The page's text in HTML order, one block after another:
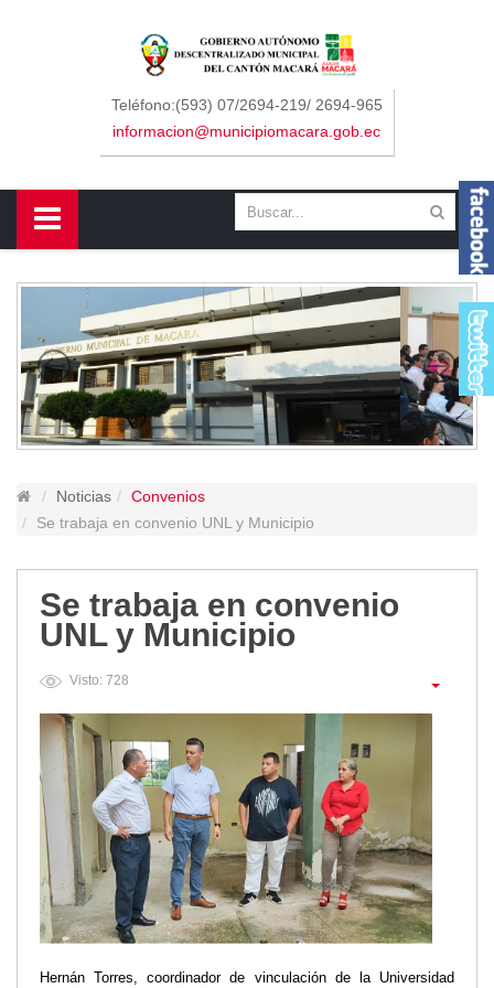
Teléfono:(593) 07/2694-219/ 2694-965
informacion@municipiomacara.gob.ec
Noticias
Convenios
Se trabaja en convenio UNL y Municipio
Se trabaja en convenio
UNL y Municipio
Visto: 728
Hernán Torres, coordinador de vinculación de la Universidad
Sidebar Menu
Concejo
Departamentos
Contáctenos
Macará
Cantón
Himno a Macará
Símbolos Patrios
Gastronomía
Lugares Turísticos
Balnearios
Petroglifos
Numbiaranga
Noticias
Obras
Asambleas
Convenios
Eventos
Comunicados e Invitaciones
Socializaciones
Reuniones
Deportes
Social